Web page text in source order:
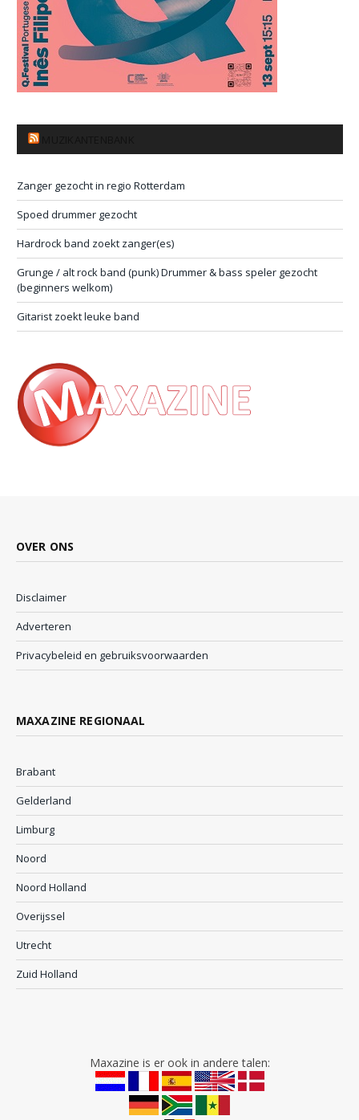
Zanger gezocht in regio Rotterdam
Spoed drummer gezocht
Hardrock band zoekt zanger(es)
Grunge / alt rock band (punk) Drummer & bass speler gezocht
(beginners welkom)
Gitarist zoekt leuke band
OVER ONS
Disclaimer
Adverteren
Privacybeleid en gebruiksvoorwaarden
MAXAZINE REGIONAAL
Brabant
Gelderland
Limburg
Noord
Noord Holland
Overijssel
Utrecht
Zuid Holland
Maxazine is er ook in andere talen: